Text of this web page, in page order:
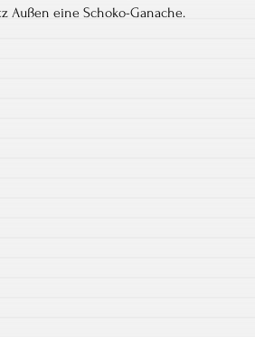
Außen eine Schoko-Ganache.